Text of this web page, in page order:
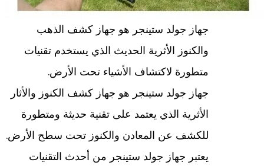
جهاز جولد ستينجر هو جهاز كشف الذهب
والكنوز الأثرية الحديث الذي يستخدم تقنيات
متطورة لاكتشاف الأشياء تحت الأرض.
جهاز جولد ستينجر هو جهاز كشف الكنوز والأثار
الأثرية الذي يعتمد على تقنية حديثة ومتطورة
للكشف عن المعادن والكنوز تحت سطح الأرض.
يعتبر جهاز جولد ستينجر من أحدث التقنيات